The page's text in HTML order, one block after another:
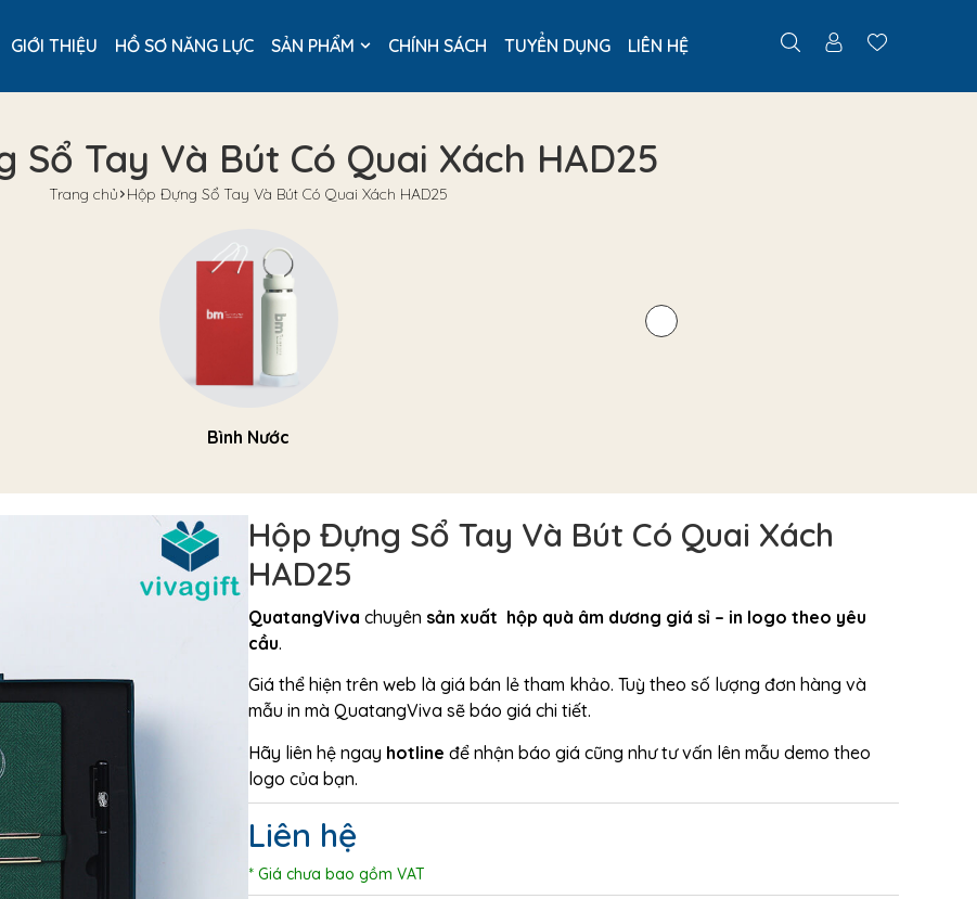
GIỚI THIỆU HỒ SƠ NĂNG LỰC SẢN PHẨM CHÍNH SÁCH TUYỂN DỤNG LIÊN HỆ
Sổ Tay Và Bút Có Quai Xách HAD25
Trang chủ Hộp Đựng Sổ Tay Và Bút Có Quai Xách HAD25
Bình Nước
Hộp Đựng Sổ Tay Và Bút Có Quai Xách
HAD25
QuatangViva chuyên sản xuất hộp quà âm dương giá sỉ – in logo theo yêu
cầu.
Giá thể hiện trên web là giá bán lẻ tham khảo. Tuỳ theo số lượng đơn hàng và
mẫu in mà QuatangViva sẽ báo giá chi tiết.
Hãy liên hệ ngay hotline để nhận báo giá cũng như tư vấn lên mẫu demo theo
logo của bạn.
Liên hệ
* Giá chưa bao gồm VAT